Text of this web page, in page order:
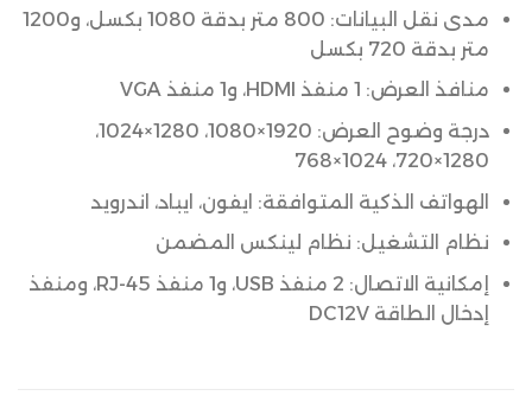
مدى نقل البيانات: 800 متر بدقة 1080 بكسل، و1200
متر بدقة 720 بكسل
منافذ العرض: 1 منفذ HDMI، و1 منفذ VGA
درجة وضوح العرض: 1920×1080، 1280×1024،
1280×720، 1024×768
الهواتف الذكية المتوافقة: ايفون، ايباد، اندرويد
نظام التشغيل: نظام لينكس المضمن
إمكانية الاتصال: 2 منفذ USB، و1 منفذ RJ-45، ومنفذ
إدخال الطاقة DC12V